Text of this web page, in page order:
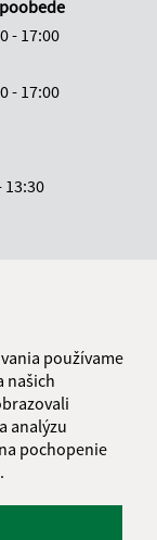
používame
našich
analýzu
pochopenie
- 17:00
- 17:00
13:30